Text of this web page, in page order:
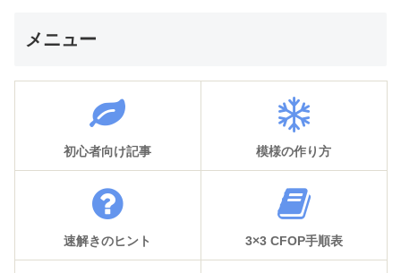
メニュー
初心者向け記事 模様の作り方
速解きのヒント 3×3 CFOP手順表